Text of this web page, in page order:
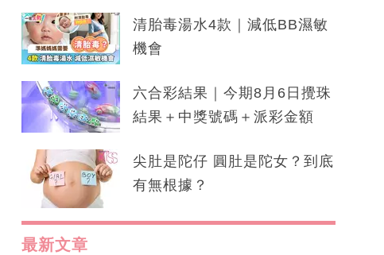
清胎毒湯水4款｜減低BB濕敏
機會
六合彩結果｜今期8月6日攪珠
結果＋中獎號碼＋派彩金額
尖肚是陀仔 圓肚是陀女？到底
有無根據？
最新文章